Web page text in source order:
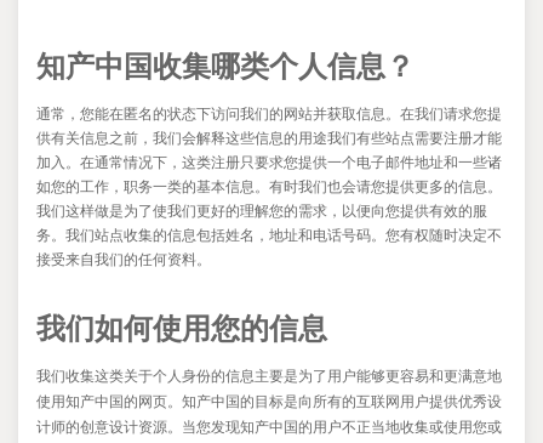
知产中国收集哪类个人信息？
通常，您能在匿名的状态下访问我们的网站并获取信息。在我们请求您提
供有关信息之前，我们会解释这些信息的用途我们有些站点需要注册才能
加入。在通常情况下，这类注册只要求您提供一个电子邮件地址和一些诸
如您的工作，职务一类的基本信息。有时我们也会请您提供更多的信息。
我们这样做是为了使我们更好的理解您的需求，以便向您提供有效的服
务。我们站点收集的信息包括姓名，地址和电话号码。您有权随时决定不
接受来自我们的任何资料。
我们如何使用您的信息
我们收集这类关于个人身份的信息主要是为了用户能够更容易和更满意地
使用知产中国的网页。知产中国的目标是向所有的互联网用户提供优秀设
计师的创意设计资源。当您发现知产中国的用户不正当地收集或使用您或